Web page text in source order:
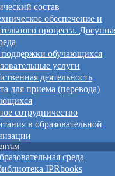
состав
обеспечение и
процесса.
обучающихся
услуги
деятельность
для приема (перевода)
сотрудничество
в образовательной
среда
IPRbooks